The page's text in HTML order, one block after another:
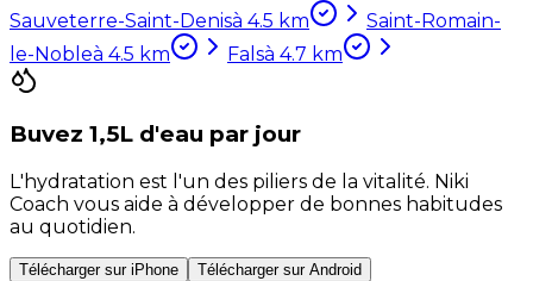
Sauveterre-Saint-Denisà 4.5 km
Saint-Romain-
le-Nobleà 4.5 km Falsà 4.7 km
Buvez 1,5L d'eau par jour
L'hydratation est l'un des piliers de la vitalité. Niki
Coach vous aide à développer de bonnes habitudes
au quotidien.
Télécharger sur iPhone Télécharger sur Android